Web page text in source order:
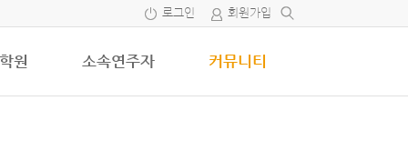
로그인 회원가입
원 소속연주자 커뮤니티